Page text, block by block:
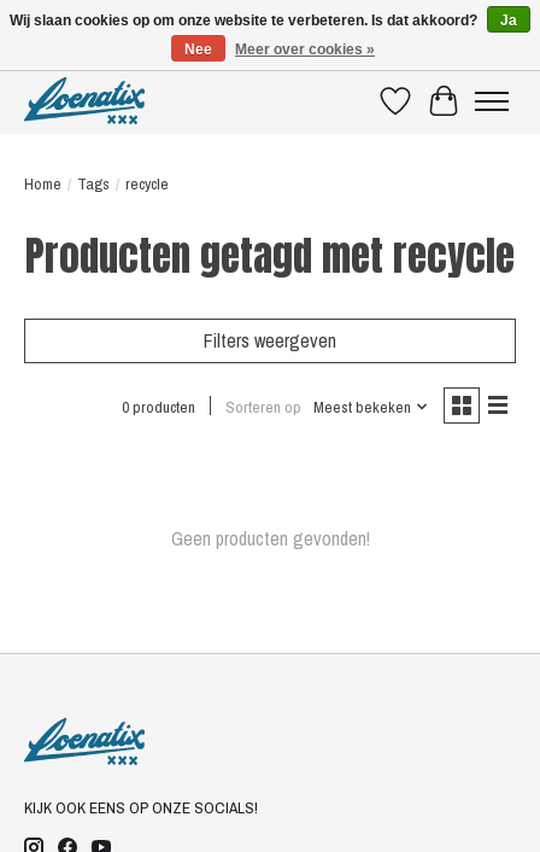
VerlanglijstWinkelwagen
Home / Tags / recycle
Producten getagd met recycle
Filters weergeven
0 producten Sorteren op Meest bekeken
Geen producten gevonden!
KIJK OOK EENS OP ONZE SOCIALS!
Wij slaan cookies op om onze website te verbeteren. Is dat akkoord?
Ja
Nee
Meer over cookies »